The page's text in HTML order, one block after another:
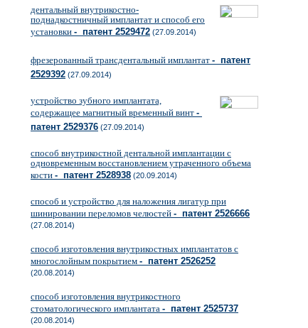
дентальный внутрикостно-
поднадкостничный имплантат и способ его
установки - патент 2529472 (27.09.2014)
фрезерованный трансдентальный имплантат - патент
2529392 (27.09.2014)
устройство зубного имплантата,
содержащее магнитный временный винт -
патент 2529376 (27.09.2014)
способ внутрикостной дентальной имплантации с
одновременным восстановлением утраченного объема
кости - патент 2528938 (20.09.2014)
способ и устройство для наложения лигатур при
шинировании переломов челюстей - патент 2526666
(27.08.2014)
способ изготовления внутрикостных имплантатов с
многослойным покрытием - патент 2526252
(20.08.2014)
способ изготовления внутрикостного
стоматологического имплантата - патент 2525737
(20.08.2014)